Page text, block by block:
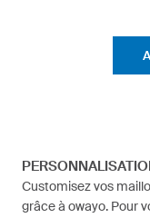
Customisez vos
grâce à owayo. Pour